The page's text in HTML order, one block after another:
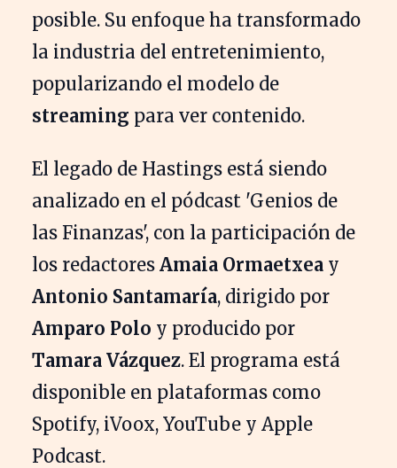
posible. Su enfoque ha transformado
la industria del entretenimiento,
popularizando el modelo de
streaming para ver contenido.
El legado de Hastings está siendo
analizado en el pódcast 'Genios de
las Finanzas', con la participación de
los redactores Amaia Ormaetxea y
Antonio Santamaría, dirigido por
Amparo Polo y producido por
Tamara Vázquez. El programa está
disponible en plataformas como
Spotify, iVoox, YouTube y Apple
Podcast.